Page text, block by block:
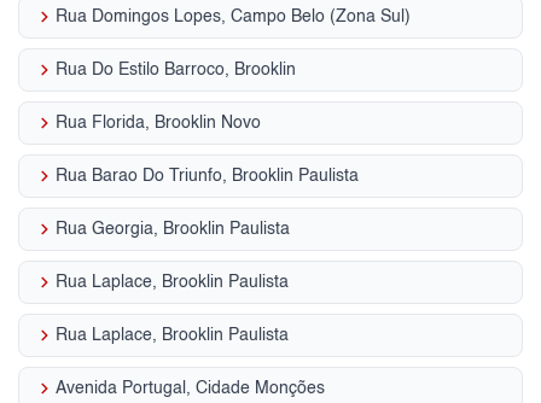
keyboard_arrow_right Rua Domingos Lopes, Campo Belo (Zona Sul)
keyboard_arrow_right Rua Do Estilo Barroco, Brooklin
keyboard_arrow_right Rua Florida, Brooklin Novo
keyboard_arrow_right Rua Barao Do Triunfo, Brooklin Paulista
keyboard_arrow_right Rua Georgia, Brooklin Paulista
keyboard_arrow_right Rua Laplace, Brooklin Paulista
keyboard_arrow_right Rua Laplace, Brooklin Paulista
keyboard_arrow_right Avenida Portugal, Cidade Monções